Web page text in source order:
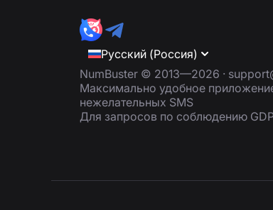
Русский (Россия)
NumBuster © 2013—2026 ·
Максимально удобное
нежелательных SMS
Для запросов по соблюдению